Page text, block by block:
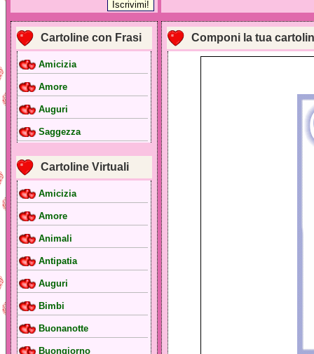
Cartoline con Frasi
Amicizia
Amore
Auguri
Saggezza
Cartoline Virtuali
Amicizia
Amore
Animali
Antipatia
Auguri
Bimbi
Buonanotte
Buongiorno
Componi la tua